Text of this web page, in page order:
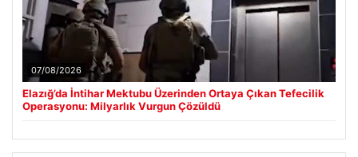
07/08/2026
Elazığ’da İntihar Mektubu Üzerinden Ortaya Çıkan Tefecilik
Operasyonu: Milyarlık Vurgun Çözüldü